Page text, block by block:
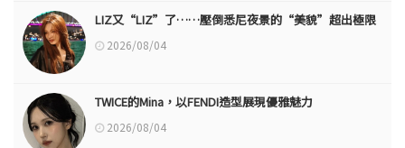
LIZ又“LIZ”了……壓倒悉尼夜景的“美貌”超出極限
2026/08/04
TWICE的Mina，以FENDI造型展現優雅魅力
2026/08/04